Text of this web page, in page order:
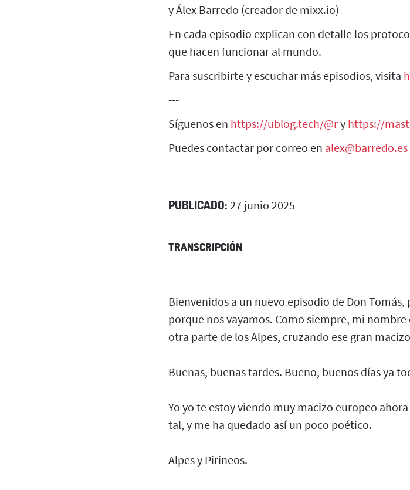
y Álex Barredo (creador de mixx.io)
En cada episodio explican con detalle los
que hacen funcionar al mundo.
Para suscribirte y escuchar más episodios, visita
---
Síguenos en https://ublog.tech/@ry https://
Puedes contactar por correo en alex@barredo.es
PUBLICADO: 27 junio 2025
TRANSCRIPCIÓN
Bienvenidos a un nuevo episodio de Don
porque nos vayamos. Como siempre, mi
otra parte de los Alpes, cruzando ese gran
Buenas, buenas tardes. Bueno, buenos días ya
Yo yo te estoy viendo muy macizo europeo
tal, y me ha quedado así un poco poético.
Alpes y Pirineos.